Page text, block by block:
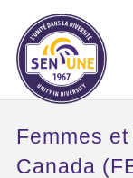
Femmes
Canada